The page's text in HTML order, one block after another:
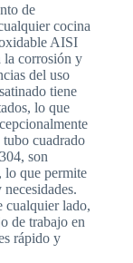
de
cocina
AISI
la corrosión y
del uso
tiene
lo que
tubo cuadrado
son
lo que permite
cualquier lado,
de trabajo en
rápido y